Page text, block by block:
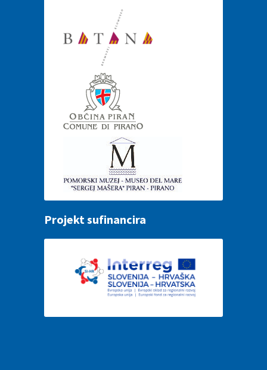
Projekt sufinancira